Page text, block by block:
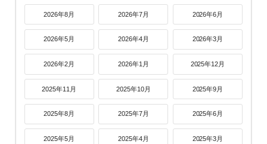
2026年8月 2026年7月 2026年6月
2026年5月 2026年4月 2026年3月
2026年2月 2026年1月 2025年12月
2025年11月 2025年10月 2025年9月
2025年8月 2025年7月 2025年6月
2025年5月 2025年4月 2025年3月